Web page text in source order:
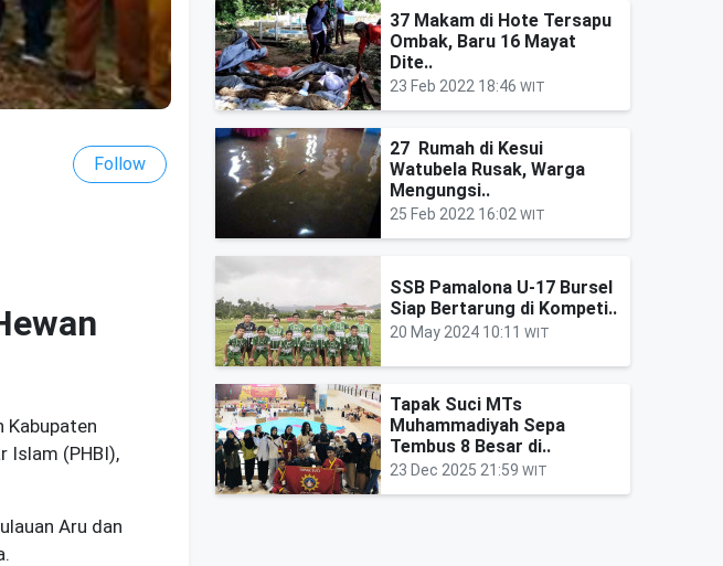
Follow
Kabupaten
Islam (PHBI),
Aru dan
.
37 Makam di Hote Tersapu
Ombak, Baru 16 Mayat
Dite..
23 Feb 2022 18:46 WIT
27 Rumah di Kesui
Watubela Rusak, Warga
Mengungsi..
25 Feb 2022 16:02 WIT
SSB Pamalona U-17 Bursel
Siap Bertarung di Kompeti..
20 May 2024 10:11 WIT
Tapak Suci MTs
Muhammadiyah Sepa
Tembus 8 Besar di..
23 Dec 2025 21:59 WIT